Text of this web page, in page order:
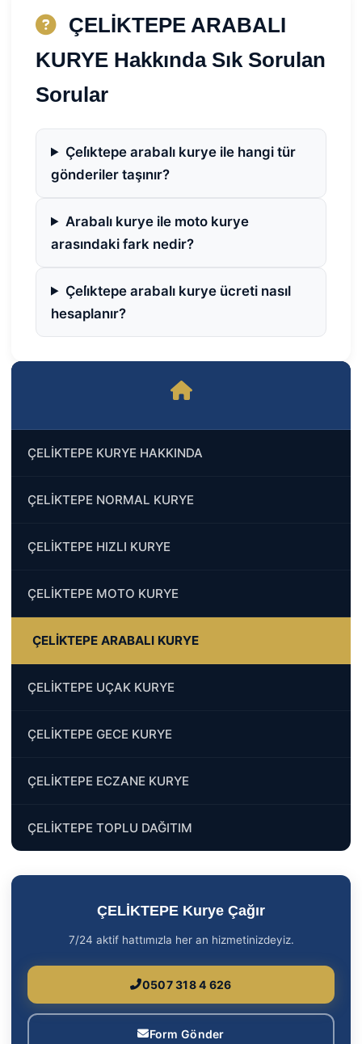
ÇELİKTEPE KURYE HAKKINDA
ÇELİKTEPE NORMAL KURYE
ÇELİKTEPE HIZLI KURYE
ÇELİKTEPE MOTO KURYE
ÇELİKTEPE ARABALI KURYE
ÇELİKTEPE UÇAK KURYE
ÇELİKTEPE GECE KURYE
ÇELİKTEPE ECZANE KURYE
ÇELİKTEPE TOPLU DAĞITIM
ÇELİKTEPE Kurye Çağır
7/24 aktif hattımızla her an hizmetinizdeyiz.
0507 318 4 626
Form Gönder
ÇELİKTEPE ARABALI
KURYE Hakkında Sık Sorulan
Sorular
Çeli̇ktepe arabalı kurye ile hangi tür
gönderiler taşınır?
Arabalı kurye ile moto kurye
arasındaki fark nedir?
Çeli̇ktepe arabalı kurye ücreti nasıl
hesaplanır?